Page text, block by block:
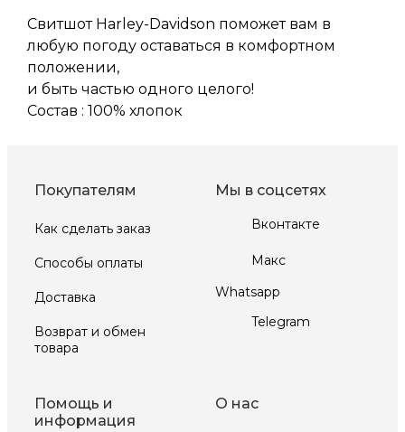
Свитшот Harley-Davidson поможет вам в
любую погоду оставаться в комфортном
положении,
и быть частью одного целого!
Состав : 100% хлопок
Покупателям
Как сделать заказ
Способы оплаты
Доставка
Возврат и обмен
товара
Мы в соцсетях
Вконтакте
Макс
Whatsapp
Telegram
Помощь и
информация
О нас